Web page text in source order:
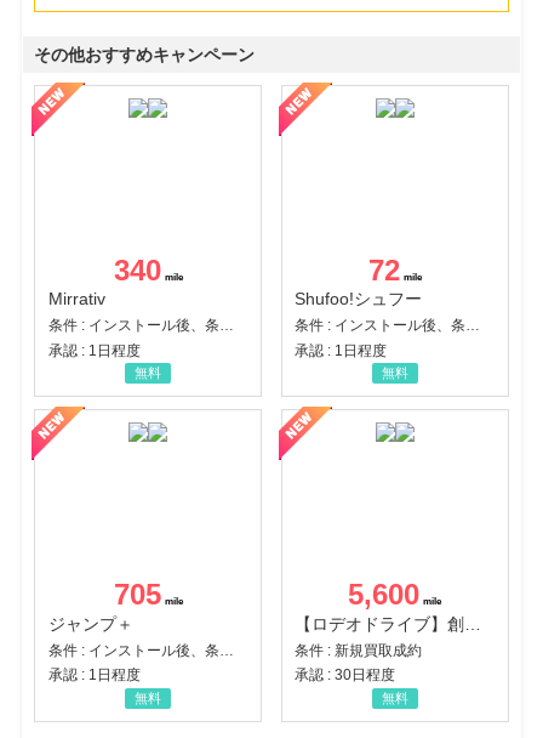
その他おすすめキャンペーン
340
Mirrativ
条件 : インストール後、条件達成
承認 : 1日程度
無料
72
Shufoo!シュフー
条件 : インストール後、条件達成
承認 : 1日程度
無料
705
ジャンプ＋
承認 : 1日程度
無料
5,600
条件 : 新規買取成約
承認 : 30日程度
無料